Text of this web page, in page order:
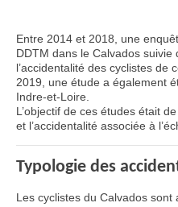
Entre 2014 et 2018, une
DDTM dans le Calvados suivie
l’accidentalité des cyclistes de
2019, une étude a également
Indre-et-Loire.
L’objectif de ces études était
et l’accidentalité associée à
Typologie des
Les cyclistes du Calvados